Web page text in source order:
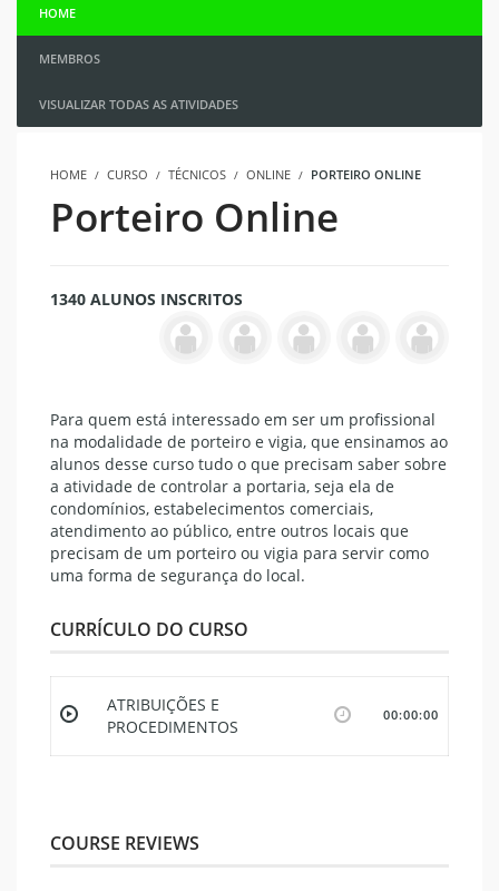
HOME
MEMBROS
VISUALIZAR TODAS AS ATIVIDADES
HOME CURSO TÉCNICOS ONLINE PORTEIRO ONLINE
Porteiro Online
1340 ALUNOS INSCRITOS
Para quem está interessado em ser um profissional
na modalidade de porteiro e vigia, que ensinamos ao
alunos desse curso tudo o que precisam saber sobre
a atividade de controlar a portaria, seja ela de
condomínios, estabelecimentos comerciais,
atendimento ao público, entre outros locais que
precisam de um porteiro ou vigia para servir como
uma forma de segurança do local.
CURRÍCULO DO CURSO
ATRIBUIÇÕES E
PROCEDIMENTOS
00:00:00
COURSE REVIEWS